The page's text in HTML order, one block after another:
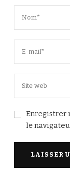
Enregistrer
le